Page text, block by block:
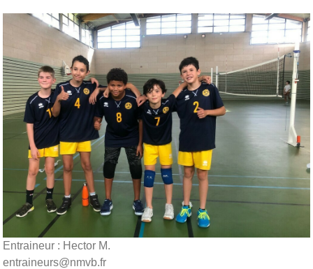
Entraineur : Hector M.
entraineurs@nmvb.fr